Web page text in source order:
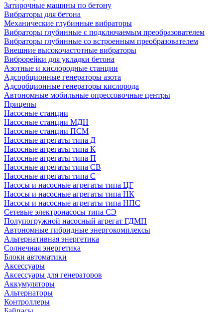
Затирочные машины по бетону
Вибраторы для бетона
Механические глубинные вибраторы
Вибраторы глубинные с подключаемым преобразователем
Вибраторы глубинные со встроенным преобразователем
Внешние высокочастотные вибраторы
Виброрейки для укладки бетона
Азотные и кислородные станции
Адсорбционные генераторы азота
Адсорбционные генераторы кислорода
Автономные мобильные опрессовочные центры
Прицепы
Насосные станции
Насосные станции МДН
Насосные станции ПСМ
Насосные агрегаты типа Д
Насосные агрегаты типа К
Насосные агрегаты типа П
Насосные агрегаты типа СВ
Насосные агрегаты типа С
Насосы и насосные агрегаты типа ЦГ
Насосы и насосные агрегаты типа НК
Насосы и насосные агрегаты типа НПС
Сетевые электронасосы типа СЭ
Полупогружной насосный агрегат ГДМП
Автономные гибридные энергокомплексы
Альтернативная энергетика
Солнечная энергетика
Блоки автоматики
Аксессуары
Аксессуары для генераторов
Аккумуляторы
Альтернаторы
Контроллеры